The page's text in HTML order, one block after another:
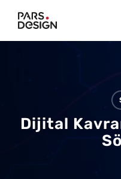
content
Dijital